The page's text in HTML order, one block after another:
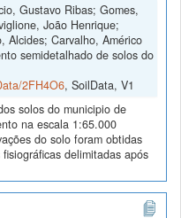
Gustavo Ribas; Gomes,
João Henrique;
Alcides; Carvalho, Américo
semidetalhado de solos do
2FH4O6, SoilData, V1
solos do municipio de
na escala 1:65.000
do solo foram obtidas
delimitadas após